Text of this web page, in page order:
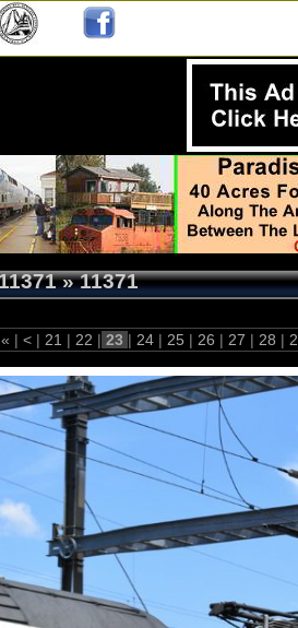
»11371
« | < | 21 | 22 | 23 | 24 | 25 | 26 | 27 | 28 |